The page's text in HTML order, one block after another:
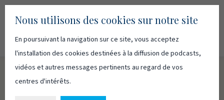
Nous utilisons des cookies sur notre site
En poursuivant la navigation sur ce site, vous acceptez
l'installation des cookies destinées à la diffusion de podcasts,
vidéos et autres messages pertinents au regard de vos
centres d'intérêts.